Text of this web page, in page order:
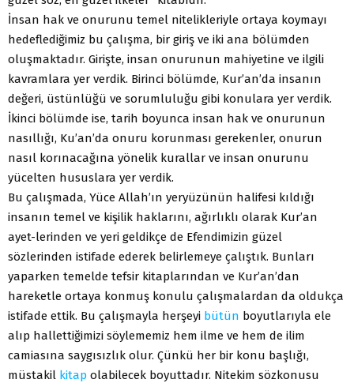
İnsan hak ve onurunu temel nitelikleriyle ortaya koymayı
hedeflediğimiz bu çalışma, bir giriş ve iki ana bölümden
oluşmaktadır. Girişte, insan onurunun mahiyetine ve ilgili
kavramlara yer verdik. Birinci bölümde, Kur’an’da insanın
değeri, üstünlüğü ve sorumluluğu gibi konulara yer verdik.
İkinci bölümde ise, tarih boyunca insan hak ve onurunun
nasıllığı, Ku’an’da onuru korunması gerekenler, onurun
nasıl korınacağına yönelik kurallar ve insan onurunu
yücelten hususlara yer verdik.
Bu çalışmada, Yüce Allah’ın yeryüzünün halifesi kıldığı
insanın temel ve kişilik haklarını, ağırlıklı olarak Kur’an
ayet-lerinden ve yeri geldikçe de Efendimizin güzel
sözlerinden istifade ederek belirlemeye çalıştık. Bunları
yaparken temelde tefsir kitaplarından ve Kur’an’dan
hareketle ortaya konmuş konulu çalışmalardan da oldukça
istifade ettik. Bu çalışmayla herşeyi bütün boyutlarıyla ele
alıp hallettiğimizi söylememiz hem ilme ve hem de ilim
camiasına saygısızlık olur. Çünkü her bir konu başlığı,
müstakil kitap olabilecek boyuttadır. Nitekim sözkonusu